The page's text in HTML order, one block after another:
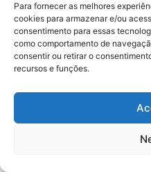
Para fornecer as melhores
cookies para armazenar e/ou
consentimento para essas
como comportamento de
consentir ou retirar o
recursos e funções.
Acidente: A
professora se
acidente e vai a
no Alto do